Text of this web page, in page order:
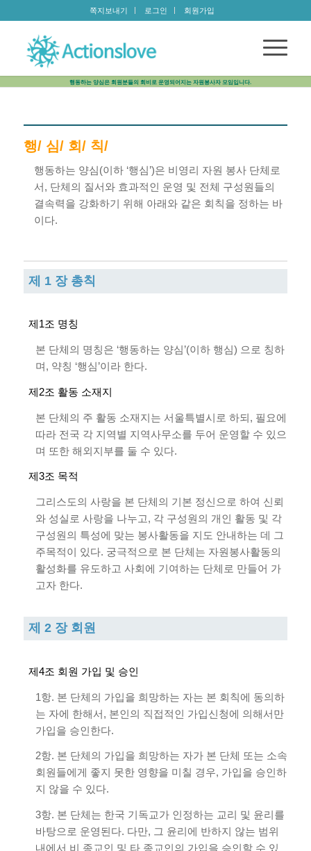
쪽지보내기 로그인 회원가입
행동하는 양심은 회원분들의 회비로 운영되어지는 자원봉사자 모임입니다.
행/ 심/ 회/ 칙/
행동하는 양심(이하 ‘행심’)은 비영리 자원 봉사 단체로
서, 단체의 질서와 효과적인 운영 및 전체 구성원들의
결속력을 강화하기 위해 아래와 같은 회칙을 정하는 바
이다.
제 1 장 총칙
제1조 명칭
본 단체의 명칭은 ‘행동하는 양심’(이하 행심) 으로 칭하
며, 약칭 ‘행심’이라 한다.
제2조 활동 소재지
본 단체의 주 활동 소재지는 서울특별시로 하되, 필요에
따라 전국 각 지역별 지역사무소를 두어 운영할 수 있으
며 또한 해외지부를 둘 수 있다.
제3조 목적
그리스도의 사랑을 본 단체의 기본 정신으로 하여 신뢰
와 성실로 사랑을 나누고, 각 구성원의 개인 활동 및 각
구성원의 특성에 맞는 봉사활동을 지도 안내하는 데 그
주목적이 있다. 궁극적으로 본 단체는 자원봉사활동의
활성화를 유도하고 사회에 기여하는 단체로 만들어 가
고자 한다.
제 2 장 회원
제4조 회원 가입 및 승인
1항. 본 단체의 가입을 희망하는 자는 본 회칙에 동의하
는 자에 한해서, 본인의 직접적인 가입신청에 의해서만
가입을 승인한다.
2항. 본 단체의 가입을 희망하는 자가 본 단체 또는 소속
회원들에게 좋지 못한 영향을 미칠 경우, 가입을 승인하
지 않을 수 있다.
3항. 본 단체는 한국 기독교가 인정하는 교리 및 윤리를
바탕으로 운영된다. 다만, 그 윤리에 반하지 않는 범위
내에서 비 종교인 및 타 종교인의 가입을 승인할 수 있